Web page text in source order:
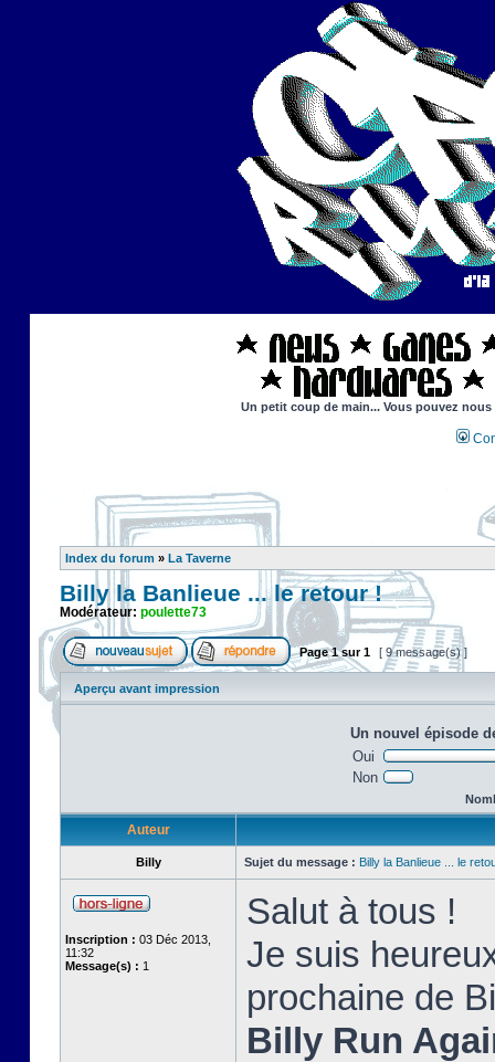
Un petit coup de main... Vous pouvez
Index du forum » La Taverne
Billy la Banlieue ... le retour !
Modérateur: poulette73
Page1sur1 [ 9 message(s) ]
Aperçu avant impression
Un nouvel épisode
Oui
Non
Auteur
Billy Sujet du message : Billy la Banlieue ... le
Inscription : 03 Déc 2013,
11:32
Message(s) : 1
Salut à tous !
Je suis
prochaine de
Billy Run